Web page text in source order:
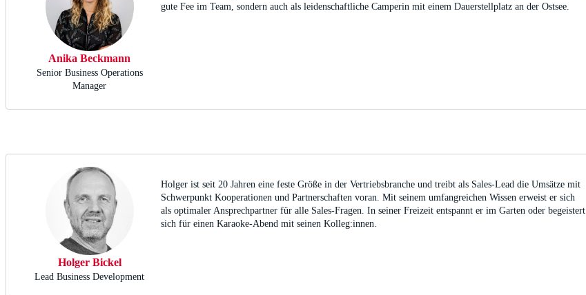
Anika Beckmann
Senior Business Operations
Manager
gute Fee im Team, sondern auch als leidenschaftliche Camperin mit einem Dauerstellplatz an der Ostsee.
Holger Bickel
Lead Business Development
Holger ist seit 20 Jahren eine feste Größe in der Vertriebsbranche und treibt als Sales-Lead die Umsätze mit
Schwerpunkt Kooperationen und Partnerschaften voran. Mit seinem umfangreichen Wissen erweist er sich
als optimaler Ansprechpartner für alle Sales-Fragen. In seiner Freizeit entspannt er im Garten oder begeistert
sich für einen Karaoke-Abend mit seinen Kolleg:innen.